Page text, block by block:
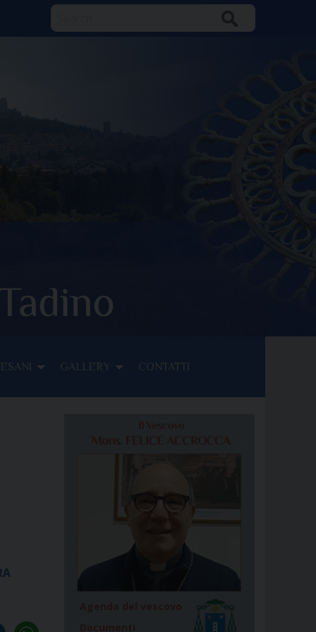
GALLERY CONTATTI